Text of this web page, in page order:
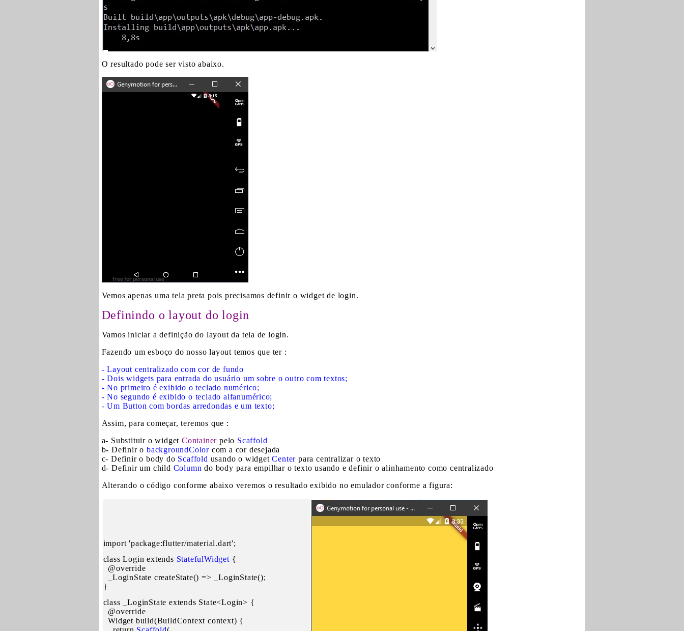
O resultado pode ser visto abaixo.
Vemos apenas uma tela preta pois precisamos definir o widget de login.
Definindo o layout do login
Vamos iniciar a definição do layout da tela de login.
Fazendo um esboço do nosso layout temos que ter :
- Layout centralizado com cor de fundo
- Dois widgets para entrada do usuário um sobre o outro com textos;
- No primeiro é exibido o teclado numérico;
- No segundo é exibido o teclado alfanumérico;
- Um Button com bordas arredondas e um texto;
Assim, para começar, teremos que :
a- Substituir o widget Container pelo Scaffold
b- Definir o backgroundColorcom a cor desejada
c- Definir o body do Scaffold usando o widgetCenter para centralizar o texto
d- Definir um child Column do body para empilhar o texto usando e definir o alinhamento como centralizado
Alterando o código conforme abaixo veremos o resultado exibido no emulador conforme a figura:
import 'package:flutter/material.dart';
class Login extends StatefulWidget {
  @override
  _LoginState createState() => _LoginState();
}
class _LoginState extends State<Login> {
  @override
  Widget build(BuildContext context) {